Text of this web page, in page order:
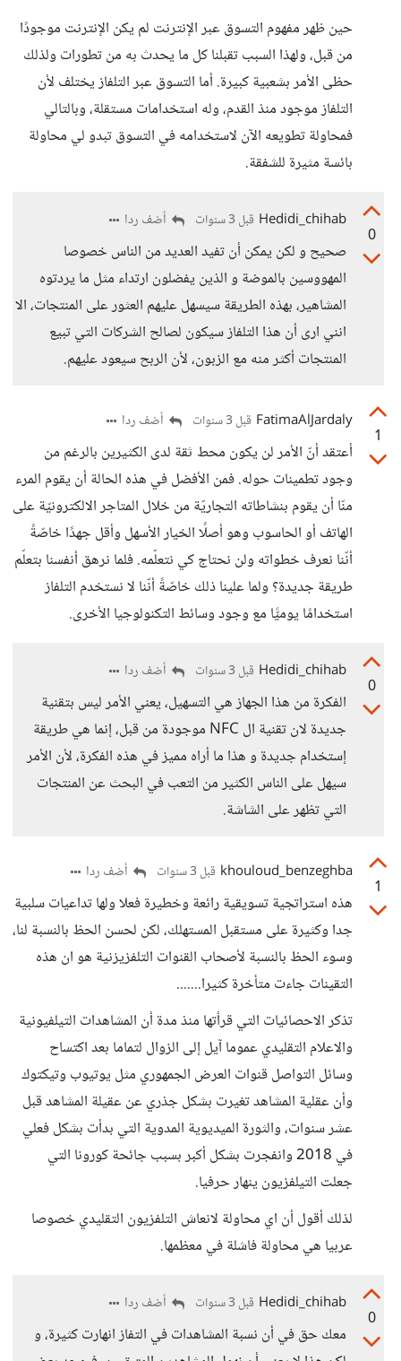
حين ظهر مفهوم التسوق عبر الإنترنت لم يكن الإنترنت موجودًا
من قبل، ولهذا السبب تقبلنا كل ما يحدث به من تطورات ولذلك
حظى الأمر بشعبية كبيرة. أما التسوق عبر التلفاز يختلف لأن
التلفاز موجود منذ القدم، وله استخدامات مستقلة، وبالتالي
فمحاولة تطويعه الآن لاستخدامه في التسوق تبدو لي محاولة
بائسة مثيرة للشفقة.
0
Hedidi_chihab قبل 3 سنوات أضف ردا
صحيح و لكن يمكن أن تفيد العديد من الناس خصوصا
المهووسين بالموضة و الذين يفضلون ارتداء مثل ما يردتوه
المشاهير، بهذه الطريقة سيسهل عليهم العثور على المنتجات، الا
انني ارى أن هذا التلفاز سيكون لصالح الشركات التي تبيع
المنتجات أكثر منه مع الزبون، لأن الربح سيعود عليهم.
1
FatimaAlJardaly قبل 3 سنوات أضف ردا
أعتقد أنّ الأمر لن يكون محط ثقة لدى الكثيرين بالرغم من
وجود تطمينات حوله. فمن الأفضل في هذه الحالة أن يقوم المرء
منّا أن يقوم بنشاطاته التجاريّة من خلال المتاجر الالكترونيّة على
الهاتف أو الحاسوب وهو أصلًا الخيار الأسهل وأقل جهدًا خاصّةً
أنّنا نعرف خطواته ولن نحتاج كي نتعلّمه. فلما نرهق أنفسنا بتعلّم
طريقة جديدة؟ ولما علينا ذلك خاصّةً أنّنا لا نستخدم التلفاز
استخدامًا يوميًّا مع وجود وسائط التكنولوجيا الأخرى.
0
Hedidi_chihab قبل 3 سنوات أضف ردا
الفكرة من هذا الجهاز هي التسهيل، يعني الأمر ليس بتقنية
جديدة لان تقنية ال NFC موجودة من قبل، إنما هي طريقة
إستخدام جديدة و هذا ما أراه مميز في هذه الفكرة، لأن الأمر
سيهل على الناس الكثير من التعب في البحث عن المنتجات
التي تظهر على الشاشة.
1
khouloud_benzeghba قبل 3 سنوات أضف ردا
هذه استراتجية تسويقية رائعة وخطيرة فعلا ولها تداعيات سلبية
جدا وكثيرة على مستقبل المستهلك، لكن لحسن الحظ بالنسبة لنا،
وسوء الحظ بالنسبة لأصحاب القنوات التلفزيزنية هو ان هذه
التقينات جاءت متأخرة كثيرا.......
تذكر الاحصائيات التي قرأتها منذ مدة أن المشاهدات التيلفيونية
والاعلام التقليدي عموما آيل إلى الزوال لتماما بعد اكتساح
وسائل التواصل قنوات العرض الجمهوري مثل يوتيوب وتيكتوك
وأن عقلية المشاهد تغيرت بشكل جذري عن عقيلة المشاهد قبل
عشر سنوات، والثورة الميديوية المدوية التي بدأت بشكل فعلي
في 2018 وانفجرت بشكل أكبر بسبب جائحة كورونا التي
جعلت التيلفزيون ينهار حرفيا.
لذلك أقول أن اي محاولة لانعاش التلفزيون التقليدي خصوصا
عربيا هي محاولة فاشلة في معظمها.
0
Hedidi_chihab قبل 3 سنوات أضف ردا
معك حق في أن نسبة المشاهدات في التفاز انهارت كثيرة، و